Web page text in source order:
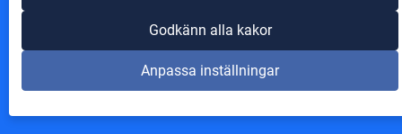
Godkänn alla kakor
Anpassa inställningar
Om webbplatsen
Tillgänglighet på webbplatsen